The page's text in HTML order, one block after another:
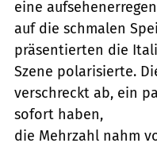
eine
auf die schmalen
präsentierten die
Szene polarisierte.
verschreckt ab, ein
sofort haben,
die Mehrzahl nahm